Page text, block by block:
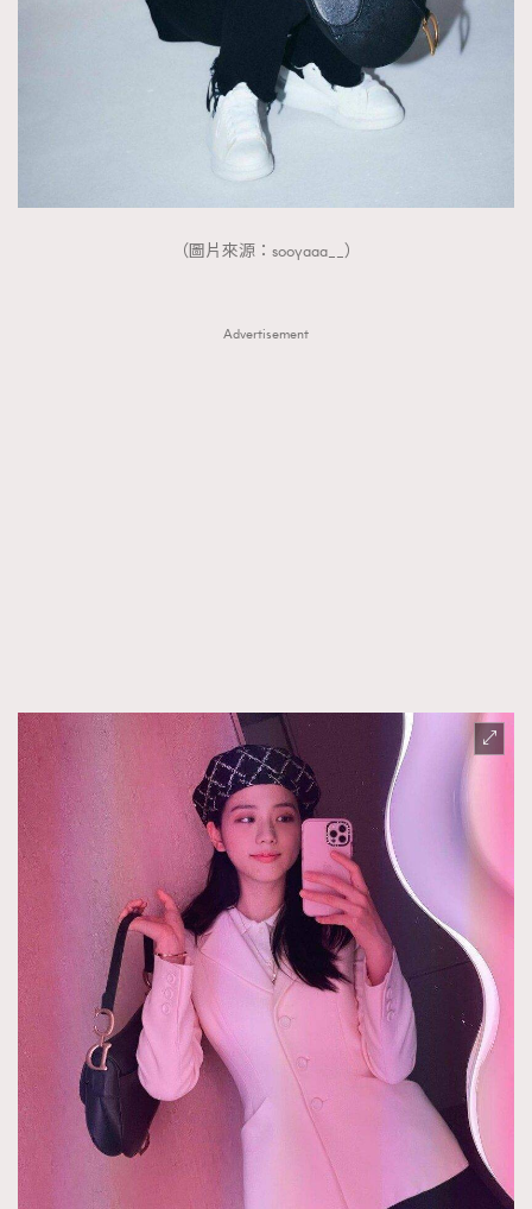
AFrenchMind
DressLikeAParisienne
FashionWeek FigaroAesthetic
（圖片來源：sooyaaa__）
Advertisement